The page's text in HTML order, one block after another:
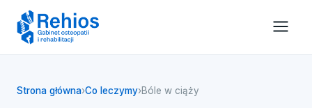
Strona główna›Co leczymy›Bóle w ciąży